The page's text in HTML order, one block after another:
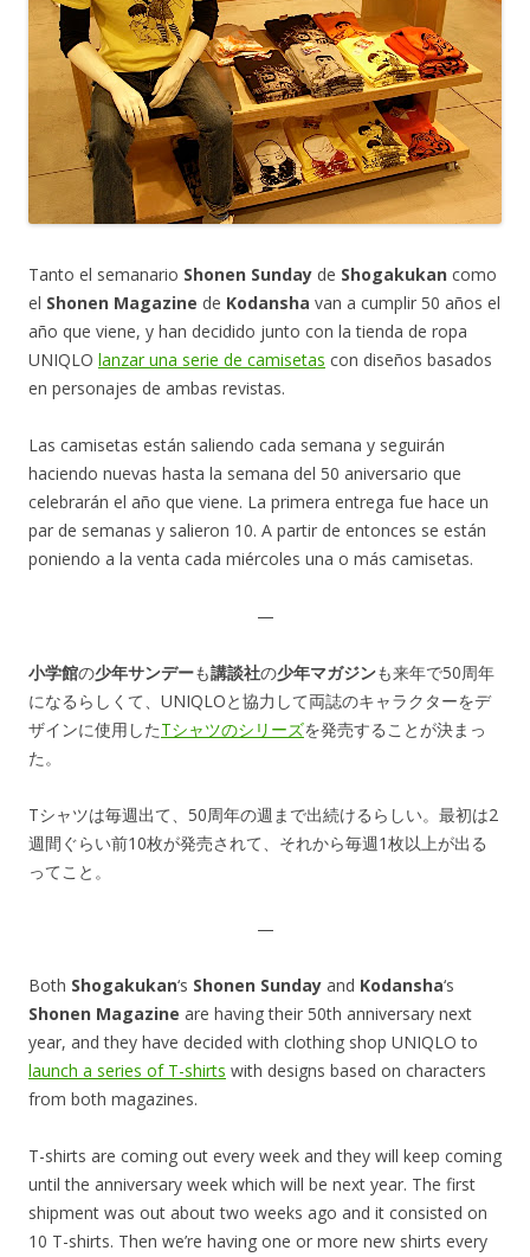
Tanto el semanario Shonen Sunday de Shogakukan como
el Shonen Magazine de Kodansha van a cumplir 50 años el
año que viene, y han decidido junto con la tienda de ropa
UNIQLO lanzar una serie de camisetas con diseños basados
en personajes de ambas revistas.
Las camisetas están saliendo cada semana y seguirán
haciendo nuevas hasta la semana del 50 aniversario que
celebrarán el año que viene. La primera entrega fue hace un
par de semanas y salieron 10. A partir de entonces se están
poniendo a la venta cada miércoles una o más camisetas.
—
小学館の少年サンデーも講談社の少年マガジンも来年で50周年
になるらしくて、UNIQLOと協力して両誌のキャラクターをデ
ザインに使用したTシャツのシリーズを発売することが決まっ
た。
Tシャツは毎週出て、50周年の週まで出続けるらしい。最初は2
週間ぐらい前10枚が発売されて、それから毎週1枚以上が出る
ってこと。
—
Both Shogakukan‘s Shonen Sunday and Kodansha‘s
Shonen Magazine are having their 50th anniversary next
year, and they have decided with clothing shop UNIQLO to
launch a series of T-shirts with designs based on characters
from both magazines.
T-shirts are coming out every week and they will keep coming
until the anniversary week which will be next year. The first
shipment was out about two weeks ago and it consisted on
10 T-shirts. Then we’re having one or more new shirts every